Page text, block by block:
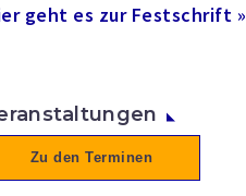
geht es zur Festschrift »
Zu den Terminen